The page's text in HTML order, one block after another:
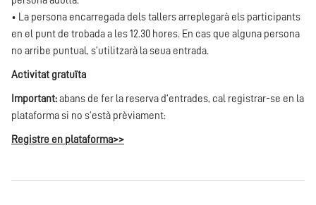
• La persona encarregada dels tallers arreplegarà els participants
en el punt de trobada a les 12.30 hores. En cas que alguna persona
no arribe puntual, s’utilitzarà la seua entrada.
Activitat gratuïta
Important: abans de fer la reserva d’entrades, cal registrar-se en la
plataforma si no s’està prèviament:
Registre en plataforma>>